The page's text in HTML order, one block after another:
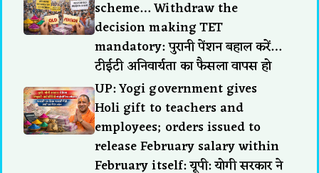
scheme… Withdraw the
decision making TET
mandatory: पुरानी पेंशन बहाल करें…
टीईटी अनिवार्यता का फैसला वापस हो
UP: Yogi government gives
Holi gift to teachers and
employees; orders issued to
release February salary within
February itself: यूपी: योगी सरकार ने